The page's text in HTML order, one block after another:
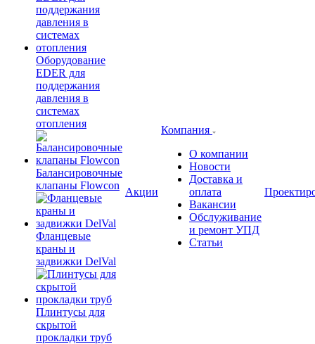
Оборудование
EDER для
поддержания
давления в
системах
отопления
Балансировочные
клапаны Flowcon
Фланцевые
краны и
задвижки DelVal
Плинтусы для
скрытой
прокладки труб
Акции
Компания
О компании
Новости
Доставка и
оплата
Вакансии
Обслуживание
и ремонт УПД
Статьи